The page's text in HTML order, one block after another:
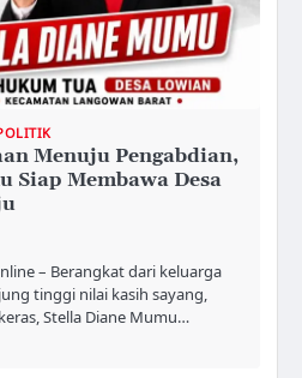
Menuju Pengabdian,
Siap Membawa Desa
– Berangkat dari keluarga
tinggi nilai kasih sayang,
Stella Diane Mumu…